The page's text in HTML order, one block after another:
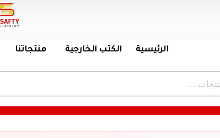
الرئيسية الكتب الخارجية منتجاتنا